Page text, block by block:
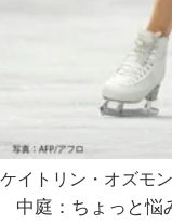
ケイトリン・オズモ
中庭：ちょっと悩